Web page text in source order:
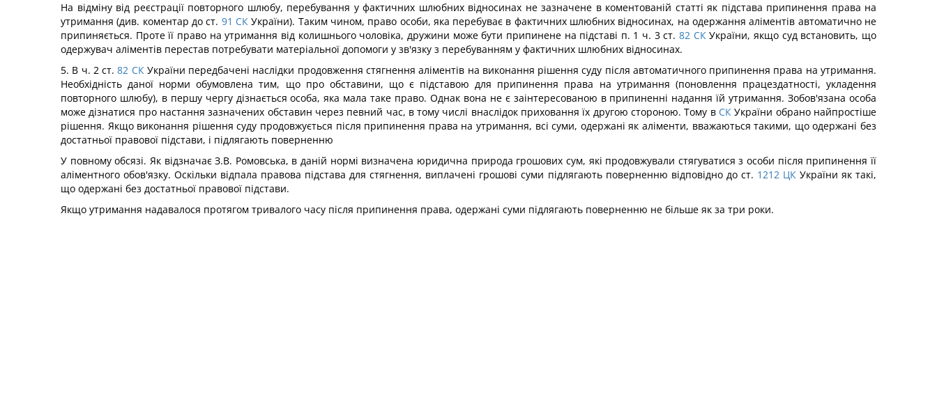
На відміну від реєстрації повторного шлюбу, перебування у фактичних шлюбних відносинах не зазначене в коментованій статті як підстава припинення права на
утримання (див. коментар до ст. 91 СКУкраїни). Таким чином, право особи, яка перебуває в фактичних шлюбних відносинах, на одержання аліментів автоматично не
припиняється. Проте її право на утримання від колишнього чоловіка, дружини може бути припинене на підставі п. 1 ч. 3 ст. 82 СКУкраїни, якщо суд встановить, що
одержувач аліментів перестав потребувати матеріальної допомоги у зв'язку з перебуванням у фактичних шлюбних відносинах.
5. В ч. 2 ст. 82 СКУкраїни передбачені наслідки продовження стягнення аліментів на виконання рішення суду після автоматичного припинення права на утримання.
Необхідність даної норми обумовлена тим, що про обставини, що є підставою для припинення права на утримання (поновлення працездатності, укладення
повторного шлюбу), в першу чергу дізнається особа, яка мала таке право. Однак вона не є заінтересованою в припиненні надання їй утримання. Зобов'язана особа
може дізнатися про настання зазначених обставин через певний час, в тому числі внаслідок приховання їх другою стороною. Тому в СК України обрано найпростіше
рішення. Якщо виконання рішення суду продовжується після припинення права на утримання, всі суми, одержані як аліменти, вважаються такими, що одержані без
достатньої правової підстави, і підлягають поверненню
У повному обсязі. Як відзначає З.В. Ромовська, в даній нормі визначена юридична природа грошових сум, які продовжували стягуватися з особи після припинення її
аліментного обов'язку. Оскільки відпала правова підстава для стягнення, виплачені грошові суми підлягають поверненню відповідно до ст. 1212 ЦКУкраїни як такі,
що одержані без достатньої правової підстави.
Якщо утримання надавалося протягом тривалого часу після припинення права, одержані суми підлягають поверненню не більше як за три роки.